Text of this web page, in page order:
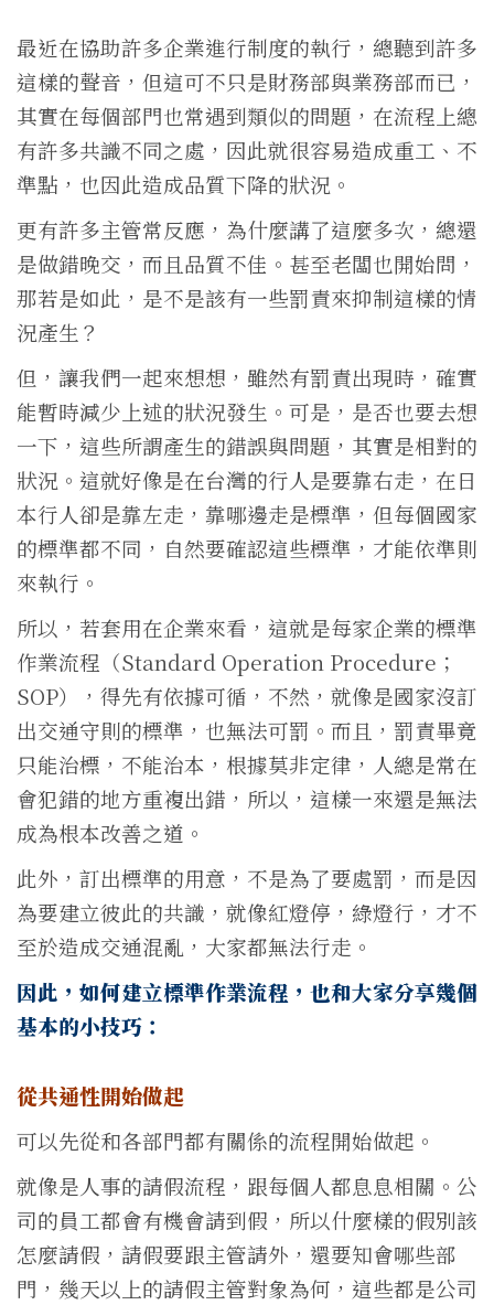
最近在協助許多企業進行制度的執行，總聽到許多
這樣的聲音，但這可不只是財務部與業務部而已，
其實在每個部門也常遇到類似的問題，在流程上總
有許多共識不同之處，因此就很容易造成重工、不
準點，也因此造成品質下降的狀況。
更有許多主管常反應，為什麼講了這麼多次，總還
是做錯晚交，而且品質不佳。甚至老闆也開始問，
那若是如此，是不是該有一些罰責來抑制這樣的情
況產生？
但，讓我們一起來想想，雖然有罰責出現時，確實
能暫時減少上述的狀況發生。可是，是否也要去想
一下，這些所謂產生的錯誤與問題，其實是相對的
狀況。這就好像是在台灣的行人是要靠右走，在日
本行人卻是靠左走，靠哪邊走是標準，但每個國家
的標準都不同，自然要確認這些標準，才能依準則
來執行。
所以，若套用在企業來看，這就是每家企業的標準
作業流程（Standard Operation Procedure；
SOP），得先有依據可循，不然，就像是國家沒訂
出交通守則的標準，也無法可罰。而且，罰責畢竟
只能治標，不能治本，根據莫非定律，人總是常在
會犯錯的地方重複出錯，所以，這樣一來還是無法
成為根本改善之道。
此外，訂出標準的用意，不是為了要處罰，而是因
為要建立彼此的共識，就像紅燈停，綠燈行，才不
至於造成交通混亂，大家都無法行走。
因此，如何建立標準作業流程，也和大家分享幾個
基本的小技巧：
從共通性開始做起
可以先從和各部門都有關係的流程開始做起。
就像是人事的請假流程，跟每個人都息息相關。公
司的員工都會有機會請到假，所以什麼樣的假別該
怎麼請假，請假要跟主管請外，還要知會哪些部
門，幾天以上的請假主管對象為何，這些都是公司